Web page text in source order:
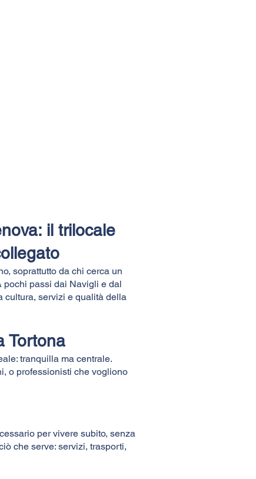
il trilocale
soprattutto da chi cerca un
pochi passi dai Navigli e dal
cultura, servizi e qualità della
Tortona
tranquilla ma centrale.
o professionisti che vogliono
per vivere subito, senza
che serve: servizi, trasporti,